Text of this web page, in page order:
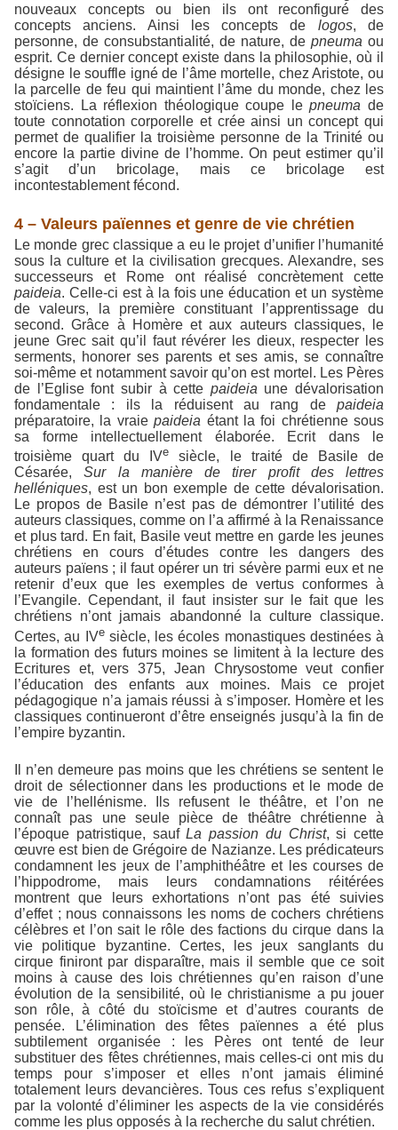
nouveaux concepts ou bien ils ont reconfiguré des
concepts anciens. Ainsi les concepts de logos, de
personne, de consubstantialité, de nature, de pneuma ou
esprit. Ce dernier concept existe dans la philosophie, où il
désigne le souffle igné de l’âme mortelle, chez Aristote, ou
la parcelle de feu qui maintient l’âme du monde, chez les
stoïciens. La réflexion théologique coupe lepneuma de
toute connotation corporelle et crée ainsi un concept qui
permet de qualifier la troisième personne de la Trinité ou
encore la partie divine de l’homme. On peut estimer qu’il
s’agit d’un bricolage, mais ce bricolage est
incontestablement fécond.
4 – Valeurs païennes et genre de vie chrétien
Le monde grec classique a eu le projet d’unifier l’humanité
sous la culture et la civilisation grecques. Alexandre, ses
successeurs et Rome ont réalisé concrètement cette
paideia. Celle-ci est à la fois une éducation et un système
de valeurs, la première constituant l’apprentissage du
second. Grâce à Homère et aux auteurs classiques, le
jeune Grec sait qu’il faut révérer les dieux, respecter les
serments, honorer ses parents et ses amis, se connaître
soi-même et notamment savoir qu’on est mortel. Les Pères
de l’Eglise font subir à cette paideia une dévalorisation
fondamentale : ils la réduisent au rang de paideia
préparatoire, la vraiepaideia étant la foi chrétienne sous
sa forme intellectuellement élaborée. Ecrit dans le
troisième quart du IVe siècle, le traité de Basile de
Césarée,Sur la manière de tirer profit des lettres
helléniques, est un bon exemple de cette dévalorisation.
Le propos de Basile n’est pas de démontrer l’utilité des
auteurs classiques, comme on l’a affirmé à la Renaissance
et plus tard. En fait, Basile veut mettre en garde les jeunes
chrétiens en cours d’études contre les dangers des
auteurs païens ; il faut opérer un tri sévère parmi eux et ne
retenir d’eux que les exemples de vertus conformes à
l’Evangile. Cependant, il faut insister sur le fait que les
chrétiens n’ont jamais abandonné la culture classique.
Certes, au IVesiècle, les écoles monastiques destinées à
la formation des futurs moines se limitent à la lecture des
Ecritures et, vers 375, Jean Chrysostome veut confier
l’éducation des enfants aux moines. Mais ce projet
pédagogique n’a jamais réussi à s’imposer. Homère et les
classiques continueront d’être enseignés jusqu’à la fin de
l’empire byzantin.
Il n’en demeure pas moins que les chrétiens se sentent le
droit de sélectionner dans les productions et le mode de
vie de l’hellénisme. Ils refusent le théâtre, et l’on ne
connaît pas une seule pièce de théâtre chrétienne à
l’époque patristique, saufLa passion du Christ, si cette
œuvre est bien de Grégoire de Nazianze. Les prédicateurs
condamnent les jeux de l’amphithéâtre et les courses de
l’hippodrome, mais leurs condamnations réitérées
montrent que leurs exhortations n’ont pas été suivies
d’effet ; nous connaissons les noms de cochers chrétiens
célèbres et l’on sait le rôle des factions du cirque dans la
vie politique byzantine. Certes, les jeux sanglants du
cirque finiront par disparaître, mais il semble que ce soit
moins à cause des lois chrétiennes qu’en raison d’une
évolution de la sensibilité, où le christianisme a pu jouer
son rôle, à côté du stoïcisme et d’autres courants de
pensée. L’élimination des fêtes païennes a été plus
subtilement organisée : les Pères ont tenté de leur
substituer des fêtes chrétiennes, mais celles-ci ont mis du
temps pour s’imposer et elles n’ont jamais éliminé
totalement leurs devancières. Tous ces refus s’expliquent
par la volonté d’éliminer les aspects de la vie considérés
comme les plus opposés à la recherche du salut chrétien.